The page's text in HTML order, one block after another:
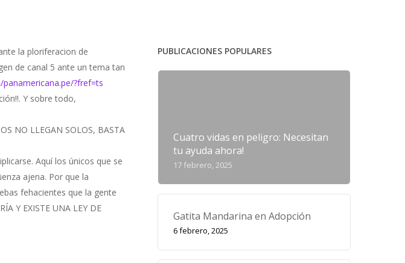
la ploriferacion de
de canal 5 ante un tema tan
?fref=ts
Y sobre todo,
NO LLEGAN SOLOS, BASTA
Aquí los únicos que se
ajena. Por que la
fehacientes que la gente
Y EXISTE UNA LEY DE
PUBLICACIONES POPULARES
Cuatro vidas en peligro: Necesitan
tu ayuda ahora!
17 febrero, 2025
Gatita Mandarina en Adopción
6 febrero, 2025